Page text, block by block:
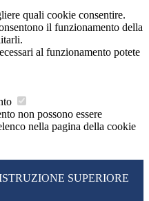
quali cookie consentire.
il funzionamento della
al funzionamento potete
non possono essere
nella pagina della cookie
SUPERIORE